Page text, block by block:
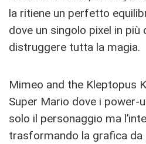
la ritiene un perfetto
dove un singolo pixel in più
distruggere tutta la magia.
Mimeo and the Kleptopus
Super Mario dove i power-
solo il personaggio ma
trasformando la grafica da